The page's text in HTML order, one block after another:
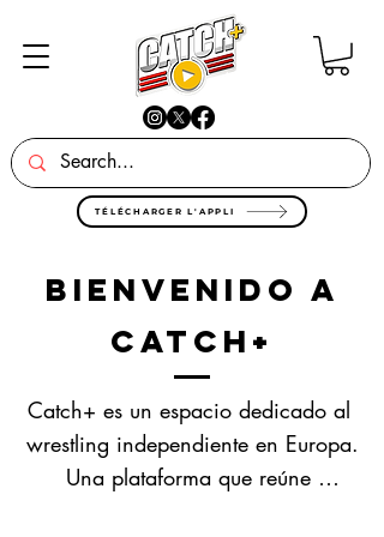
TÉLÉCHARGER L'APPLI
Bienvenido a
Catch+
Catch+ es un espacio dedicado al
wrestling independiente en Europa.
Una plataforma que reúne